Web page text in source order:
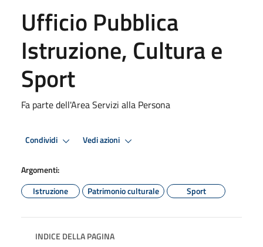
Ufficio Pubblica
Istruzione, Cultura e
Sport
Fa parte dell'Area Servizi alla Persona
Condividi Vedi azioni
Argomenti:
Istruzione
Patrimonio culturale Sport
INDICE DELLA PAGINA